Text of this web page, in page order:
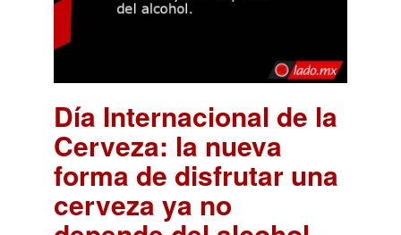
Día Internacional de la
Cerveza: la nueva
forma de disfrutar una
cerveza ya no